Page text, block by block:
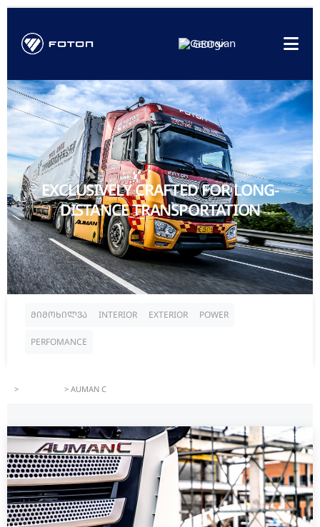
GEO
EXCLUSIVELY CRAFTED FOR LONG-
DISTANCE TRANSPORTATION
მიმოხილვა INTERIOR EXTERIOR POWER
PERFOMANCE
> > AUMAN C